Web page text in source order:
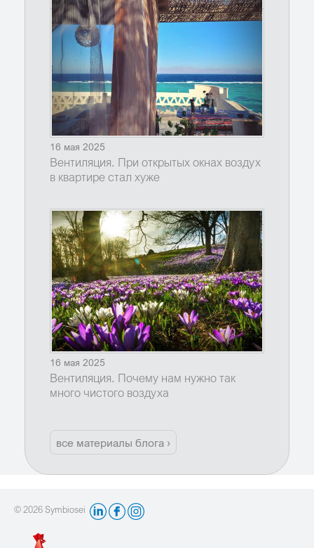
16 мая 2025
Вентиляция. При открытых окнах воздух
в квартире стал хуже
16 мая 2025
Вентиляция. Почему нам нужно так
много чистого воздуха
все материалы блога ›
© 2026 Symbiosei